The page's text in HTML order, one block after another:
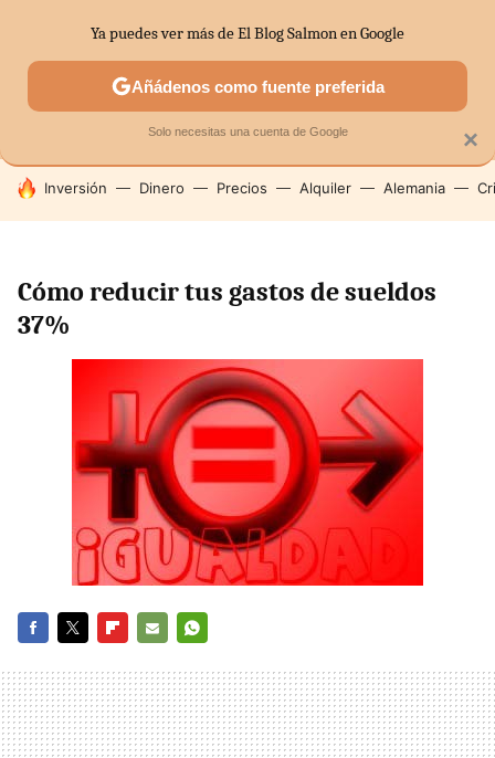
MENÚ NUEVO
ECONOMÍA DOMÉSTICA MERCADOS
HOY SE HABLA DE
Inversión Dinero Precios Alquiler Alemania
Cómo reducir tus gastos de sueldos
37%
MAIL
×
Ya puedes ver más de El Blog Salmon en Google
Añádenos como fuente preferida
Solo necesitas una cuenta de Google